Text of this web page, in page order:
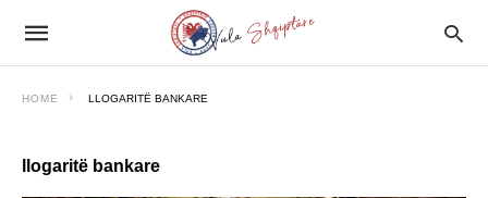
HOME LLOGARITË BANKARE
llogaritë bankare